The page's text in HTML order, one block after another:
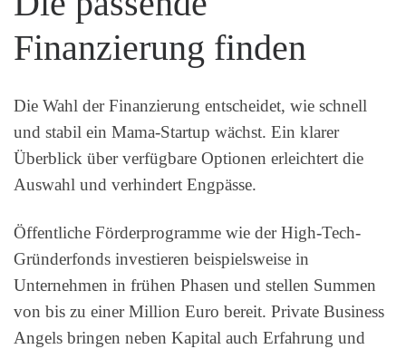
Finanzierung finden
Die Wahl der Finanzierung entscheidet, wie schnell
und stabil ein Mama-Startup wächst. Ein klarer
Überblick über verfügbare Optionen erleichtert die
Auswahl und verhindert Engpässe.
Öffentliche Förderprogramme wie der High-Tech-
Gründerfonds investieren beispielsweise in
Unternehmen in frühen Phasen und stellen Summen
von bis zu einer Million Euro bereit. Private Business
Angels bringen neben Kapital auch Erfahrung und